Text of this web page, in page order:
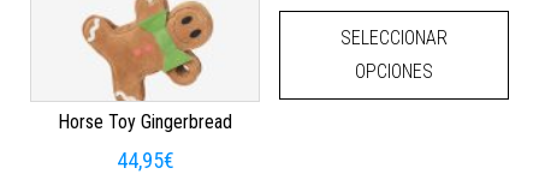
Horse Toy Gingerbread
44,95€
SELECCIONAR
OPCIONES